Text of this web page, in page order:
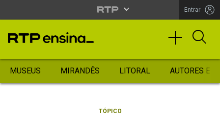
Entrar
MUSEUS MIRANDÊS LITORAL AUTORES
TÓPICO